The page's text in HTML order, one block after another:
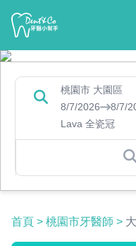
桃園市 大園區
8/7/2026
8/7/
Lava 全瓷冠
首頁 > 桃園市牙醫師 >